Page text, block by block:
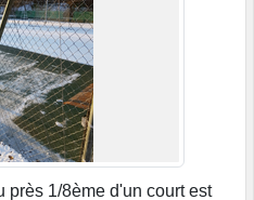
près 1/8ème d'un court est